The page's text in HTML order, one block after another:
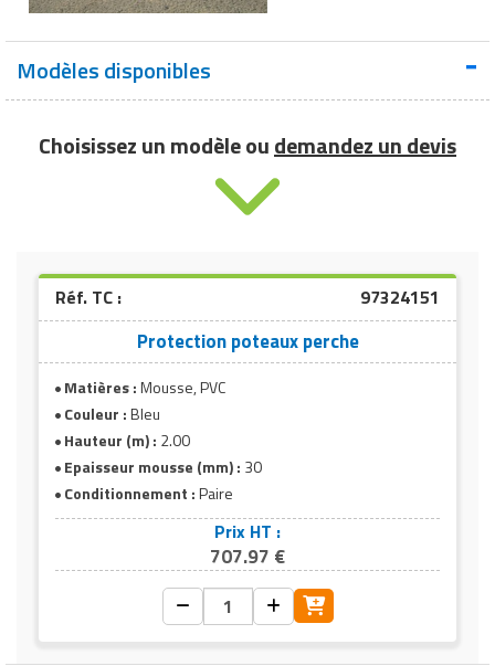
Modèles disponibles
Choisissez un modèle oudemandez un devis
Réf. TC : 97324151
Protection poteaux perche
Matières :Mousse, PVC
Couleur :Bleu
Hauteur (m) : 2.00
Epaisseur mousse (mm) : 30
Conditionnement :Paire
Prix HT :
707.97 €